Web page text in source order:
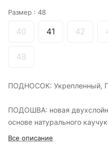
Размер : 48
40 41 42
48
ПОДНОСОК: Укрепленный,
ПОДОШВА: новая
основе натурального
сопротивлением к
Все описание